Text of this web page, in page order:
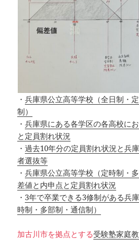
・兵庫県公立高等学校（全日制・
制）
・兵庫県にある各学区の各高校に
と定員割れ状況
・過去10年分の定員割れ状況と兵
者選抜等
・兵庫県公立高等学校（定時制・
差値と内申点と定員割れ状況
・ 3年で卒業できる3修制がある兵
時制・多部制・通信制）
加古川市を拠点とする受験塾家庭